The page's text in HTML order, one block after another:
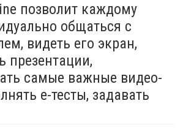
позволит каждому
общаться с
видеть его экран,
презентации,
самые важные видео-
e-тесты, задавать